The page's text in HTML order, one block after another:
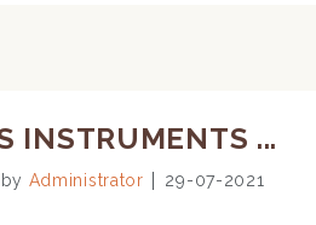
INSTRUMENTS ...
by Administrator 29-07-2021